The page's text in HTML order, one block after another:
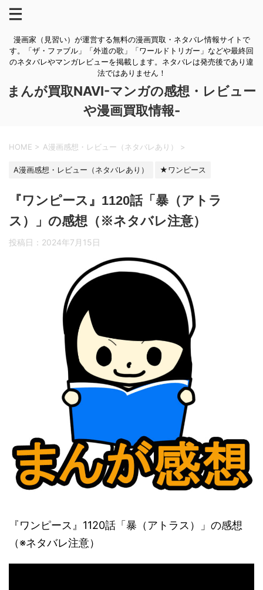
漫画家（見習い）が運営する無料の漫画買取・ネタバレ情報サイトで
す。「ザ・ファブル」「外道の歌」「ワールドトリガー」などや最終回
のネタバレやマンガレビューを掲載します。ネタバレは発売後であり違
法ではありません！
まんが買取NAVI-マンガの感想・レビュー
や漫画買取情報-
HOME > A漫画感想・レビュー（ネタバレあり） >
A漫画感想・レビュー（ネタバレあり） ★ワンピース
『ワンピース』1120話「暴（アトラ
ス）」の感想（※ネタバレ注意）
投稿日： 2024年7月15日
『ワンピース』1120話「暴（アトラス）」の感想
（※ネタバレ注意）